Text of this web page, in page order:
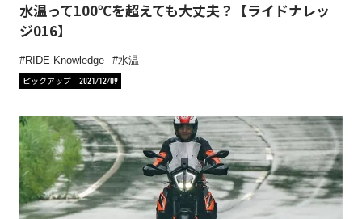
水温って100℃を超えても大丈夫？【ライドナレッ
ジ016】
RIDE Knowledge
水温
ピックアップ
2021/12/09